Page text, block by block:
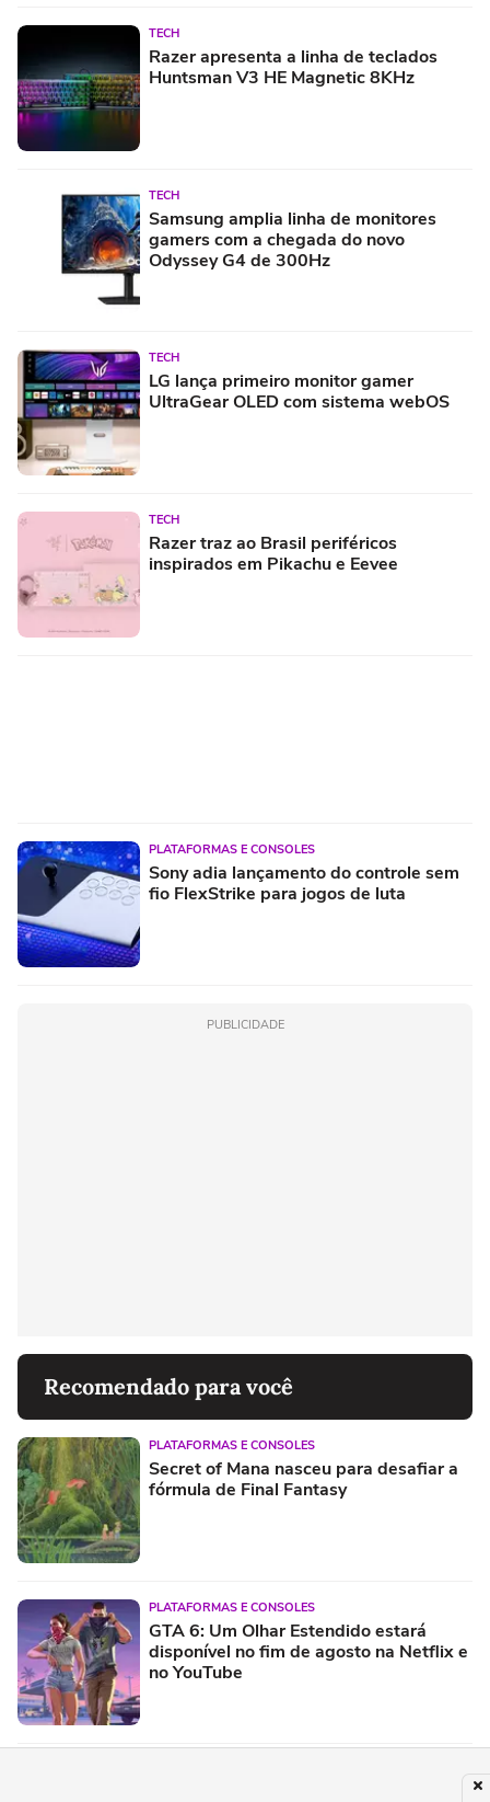
TECH
Razer apresenta a linha de teclados
Huntsman V3 HE Magnetic 8KHz
TECH
Samsung amplia linha de monitores
gamers com a chegada do novo
Odyssey G4 de 300Hz
TECH
LG lança primeiro monitor gamer
UltraGear OLED com sistema webOS
TECH
Razer traz ao Brasil periféricos
inspirados em Pikachu e Eevee
PLATAFORMAS E CONSOLES
Sony adia lançamento do controle sem
fio FlexStrike para jogos de luta
PUBLICIDADE
Recomendado para você
PLATAFORMAS E CONSOLES
Secret of Mana nasceu para desafiar a
fórmula de Final Fantasy
PLATAFORMAS E CONSOLES
GTA 6: Um Olhar Estendido estará
disponível no fim de agosto na Netflix e
no YouTube